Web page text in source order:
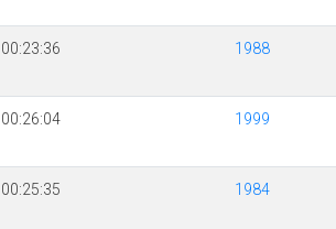
00:23:36 1988
00:26:04 1999
00:25:35 1984